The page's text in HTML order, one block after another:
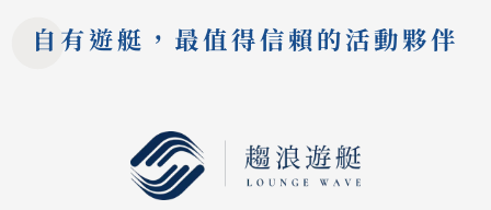
自有遊艇，最值得信賴的活動夥伴